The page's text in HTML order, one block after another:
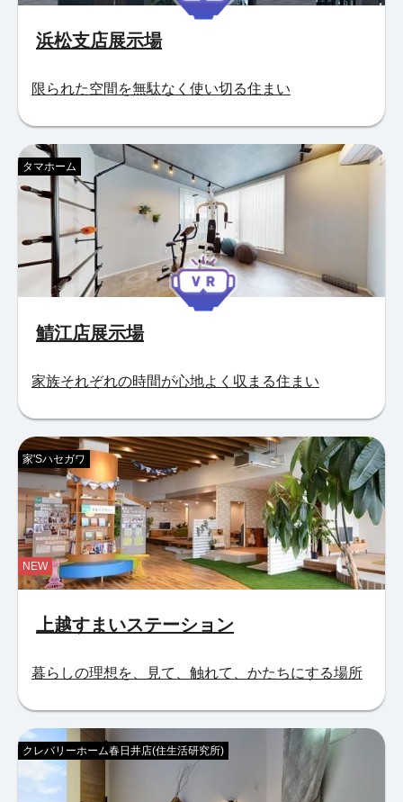
浜松支店展示場
限られた空間を無駄なく使い切る住まい
鯖江店展示場
タマホーム
家族それぞれの時間が心地よく収まる住まい
上越すまいステーション
家'Sハセガワ
暮らしの理想を、見て、触れて、かたちにする場所
NEW
クレバリーホーム春日井店(住生活研究所)